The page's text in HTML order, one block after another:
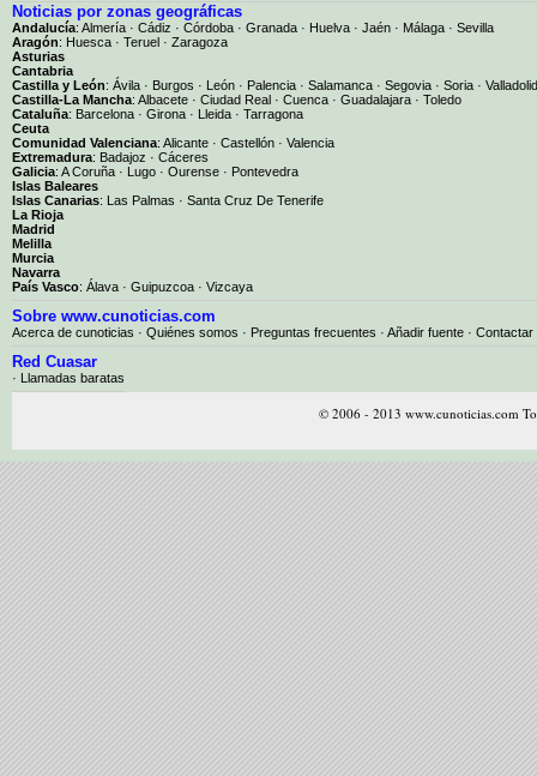
Noticias por zonas geográficas
Andalucía: Almería · Cádiz · Córdoba · Granada · Huelva · Jaén · Málaga · Sevilla
Aragón: Huesca · Teruel · Zaragoza
Asturias
Cantabria
Castilla y León: Ávila · Burgos · León · Palencia · Salamanca · Segovia · Soria · Valladolid
Castilla-La Mancha: Albacete · Ciudad Real · Cuenca · Guadalajara · Toledo
Cataluña: Barcelona · Girona · Lleida · Tarragona
Ceuta
Comunidad Valenciana: Alicante · Castellón · Valencia
Extremadura: Badajoz · Cáceres
Galicia: A Coruña · Lugo · Ourense · Pontevedra
Islas Baleares
Islas Canarias: Las Palmas · Santa Cruz De Tenerife
La Rioja
Madrid
Melilla
Murcia
Navarra
País Vasco: Álava · Guipuzcoa · Vizcaya
Sobre www.cunoticias.com
Acerca de cunoticias · Quiénes somos · Preguntas frecuentes · Añadir fuente · Contactar
Red Cuasar
· Llamadas baratas
© 2006 - 2013 www.cunoticias.com